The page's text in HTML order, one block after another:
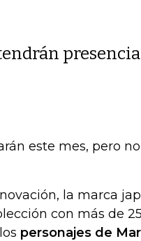
presencia
este mes, pero
la marca
con más de
personajes de